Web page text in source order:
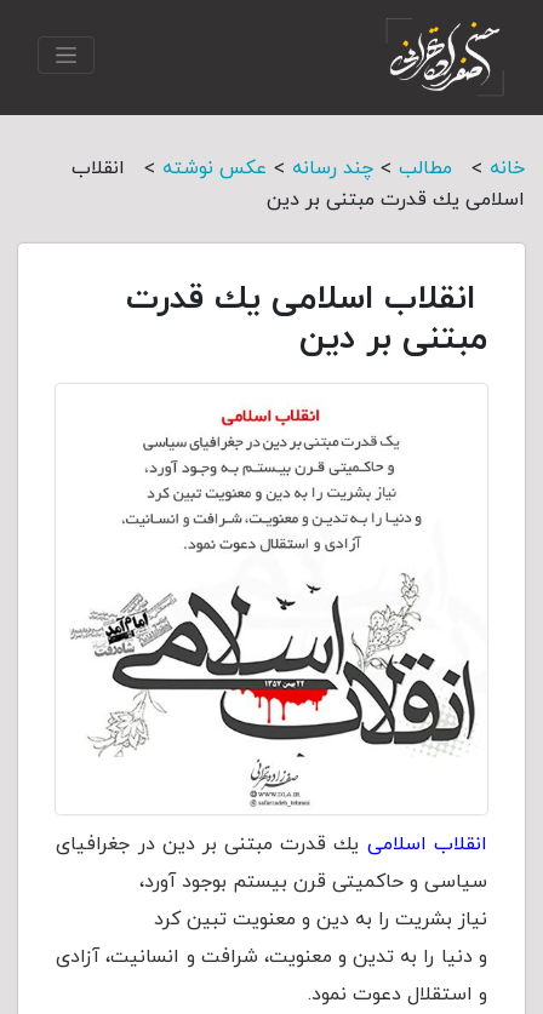
خانه > مطالب > چند رسانه > عکس نوشته >
انقلاب
اسلامی یك قدرت مبتنی بر دین
انقلاب اسلامی یك قدرت
مبتنی بر دین
انقلاب اسلامی یك قدرت مبتنی بر دین در جغرافیای
سیاسی و حاكمیتی قرن بیستم بوجود آورد،
نیاز بشریت را به دین و معنویت تبین كرد
و دنیا را به تدین و معنویت، شرافت و انسانیت، آزادی
و استقلال دعوت نمود.